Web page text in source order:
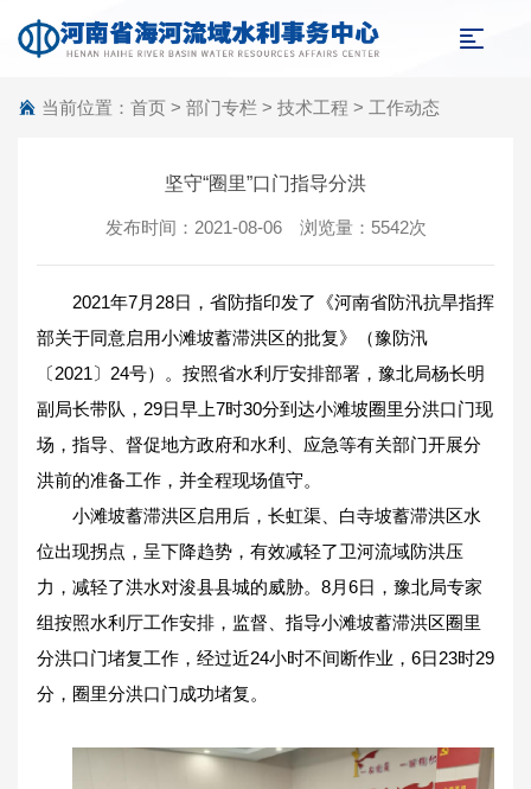
当前位置： 首页 > 部门专栏 > 技术工程 > 工作动态
坚守“圈里”口门指导分洪
发布时间：2021-08-06 浏览量：5542次
2021年7月28日，省防指印发了《河南省防汛抗旱指挥
部关于同意启用小滩坡蓄滞洪区的批复》（豫防汛
〔2021〕24号）。按照省水利厅安排部署，豫北局杨长明
副局长带队，29日早上7时30分到达小滩坡圈里分洪口门现
场，指导、督促地方政府和水利、应急等有关部门开展分
洪前的准备工作，并全程现场值守。
小滩坡蓄滞洪区启用后，长虹渠、白寺坡蓄滞洪区水
位出现拐点，呈下降趋势，有效减轻了卫河流域防洪压
力，减轻了洪水对浚县县城的威胁。8月6日，豫北局专家
组按照水利厅工作安排，监督、指导小滩坡蓄滞洪区圈里
分洪口门堵复工作，经过近24小时不间断作业，6日23时29
分，圈里分洪口门成功堵复。